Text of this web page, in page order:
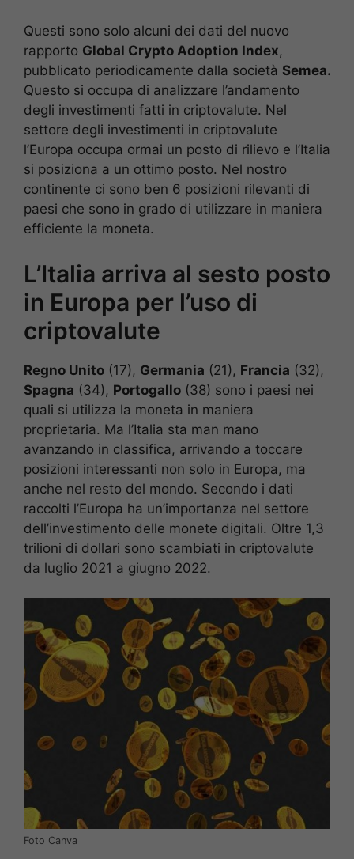
Questi sono solo alcuni dei dati del nuovo
rapporto Global Crypto Adoption Index,
pubblicato periodicamente dalla società Semea.
Questo si occupa di analizzare l’andamento
degli investimenti fatti in criptovalute. Nel
settore degli investimenti in criptovalute
l’Europa occupa ormai un posto di rilievo e l’Italia
si posiziona a un ottimo posto. Nel nostro
continente ci sono ben 6 posizioni rilevanti di
paesi che sono in grado di utilizzare in maniera
efficiente la moneta.
L’Italia arriva al sesto posto
in Europa per l’uso di
criptovalute
Regno Unito (17), Germania (21), Francia (32),
Spagna (34), Portogallo (38) sono i paesi nei
quali si utilizza la moneta in maniera
proprietaria. Ma l’Italia sta man mano
avanzando in classifica, arrivando a toccare
posizioni interessanti non solo in Europa, ma
anche nel resto del mondo. Secondo i dati
raccolti l’Europa ha un’importanza nel settore
dell’investimento delle monete digitali. Oltre 1,3
trilioni di dollari sono scambiati in criptovalute
da luglio 2021 a giugno 2022.
Foto Canva